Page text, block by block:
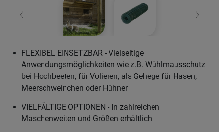
Zurück Weiter
FLEXIBEL EINSETZBAR - Vielseitige
Anwendungsmöglichkeiten wie z.B. Wühlmausschutz
bei Hochbeeten, für Volieren, als Gehege für Hasen,
Meerschweinchen oder Hühner
VIELFÄLTIGE OPTIONEN - In zahlreichen
Maschenweiten und Größen erhältlich